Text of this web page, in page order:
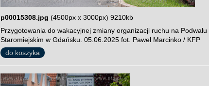
p00015308.jpg (4500px x 3000px) 9210kb
Przygotowania do wakacyjnej zmiany organizacji ruchu na Podwalu
Staromiejskim w Gdańsku. 05.06.2025 fot. Paweł Marcinko / KFP
do koszyka